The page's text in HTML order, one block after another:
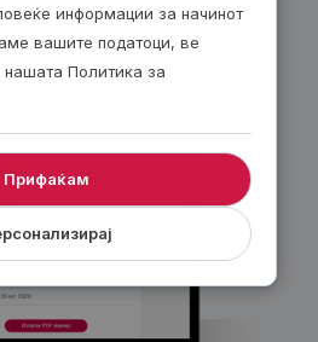
ваучер и ќе го добиете
за секој е-ваучер.
информации за начинот
вашите податоци, ве
Политика за
Прифаќам